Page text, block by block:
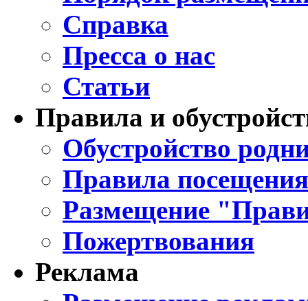
Справка
Пресса о нас
Статьи
Правила и
Обустройство
Правила
Размещение
Пожертвования
Реклама